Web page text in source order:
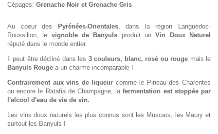
Cépages: Grenache Noir et Grenache Gris
Au coeur des Pyrénées-Orientales, dans la région Languedoc-
Roussillon, le vignoble de Banyuls produit unVin Doux Naturel
réputé dans le monde entier.
Il peut être décliné dans les 3 couleurs, blanc, rosé ou rouge mais le
Banyuls Rouge a un charme incomparable !
Contrairement aux vins de liqueur comme le Pineau des Charentes
ou encore le Ratafia de Champagne, lafermentation est stoppée par
l'alcool d'eau de vie de vin.
Les vins doux naturels les plus connus sont les Muscats, les Maury et
surtout les Banyuls !